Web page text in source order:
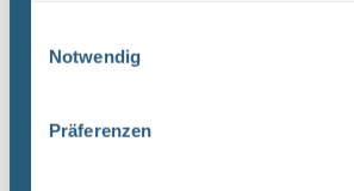
Notwendig
Präferenzen
Endlagersuche Asse Zwischen der
Unterlagenbehörde und dem
Strahlenschutz (BfS) hat die
für Endlagerung (BGE) zwei Tage ...